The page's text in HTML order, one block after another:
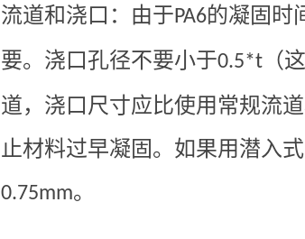
流道和浇口：由于PA6的凝固时
要。浇口孔径不要小于0.5*t （
道，浇口尺寸应比使用常规流
止材料过早凝固。如果用潜入
0.75mm。